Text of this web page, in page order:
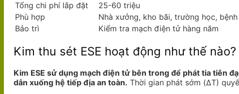
Tổng chi phí lắp đặt
25-60 triệu
Phù hợp
Nhà xưởng, kho bãi, trường học,
Bảo trì
Kiểm tra mạch điện tử hàng năm
Kim thu sét ESE hoạt động như thế nào?
Kim ESE sử dụng mạch điện tử bên trong để phát tia tiên
dẫn xuống hệ tiếp địa an toàn. Thời gian phát sớm (ΔT)